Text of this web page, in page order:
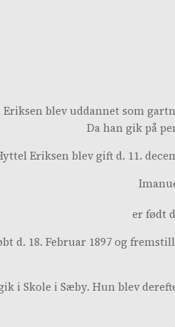
blev uddannet som
Da han gik på
Eriksen blev gift d. 11.
er født
d. 18. Februar 1897 og
i Skole i Sæby. Hun blev